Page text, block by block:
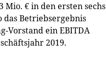
Mio. € in den ersten sechs
das Betriebsergebnis
Vorstand ein EBITDA
2019.